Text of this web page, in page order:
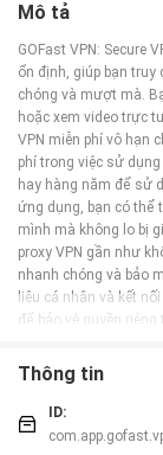
Mô tả
GOFast VPN: Secure
ổn định, giúp bạn truy
chóng và mượt mà.
hoặc xem video trực
VPN miễn phí vô hạn
phí trong việc sử
hay hàng năm để sử
ứng dụng, bạn có thể
mình mà không lo bị
proxy VPN gần như
nhanh chóng và bảo
liệu cá nhân và kết
để bảo vệ quyền
an toàn và ổn định
> Tăng tốc kết nối
định, giúp tăng tốc
Thông tin
ID: